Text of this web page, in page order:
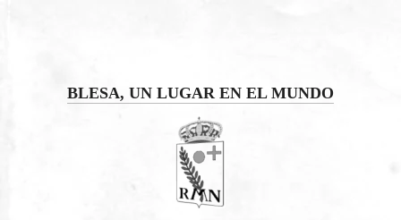
BLESA, UN LUGAR EN EL MUNDO